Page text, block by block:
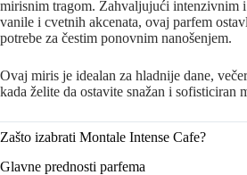
mirisnim tragom. Zahvaljujući intenzivnim
vanile i cvetnih akcenata, ovaj parfem
potrebe za čestim ponovnim nanošenjem.
Ovaj miris je idealan za hladnije dane,
kada želite da ostavite snažan i sofisticiran
Zašto izabrati Montale Intense Cafe?
Glavne prednosti parfema